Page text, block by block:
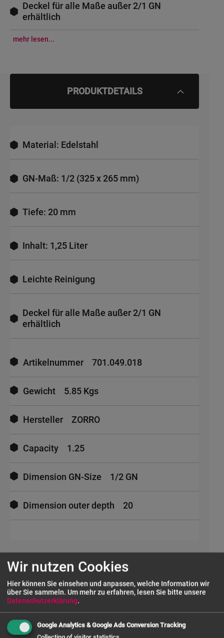
Deckel für alle Maße außer 2/1 GN
erhältlich
mehr lesen...
PRODUKTDETAILS
Material: Edelstahl
GN-Maß: 1/2 (325 x 265 mm)
Tiefe: 20 mm
Inhalt: 1,25 Liter
Leichte Reinigung
Deckel für alle Maße außer 2/1 GN
erhältlich
Informationen
Artikelnummer 701.049.018
Gewicht 5.85 Kgs
Hersteller ZORRO
Capacity 1.25
Dimension GN-Size 1/2 GN
Dimension outer depth 20
UNSERE SERVICES
FRAGE ZUM PRODUKT
Wir nutzen Cookies
Hier können Sie einsehen und anpassen, welche Information wir
über Sie sammeln. Um mehr zu erfahren, lesen Sie bitte unsere
Datenschutzerklärung.
Google Analytics & Google Ads Conversion Tracking